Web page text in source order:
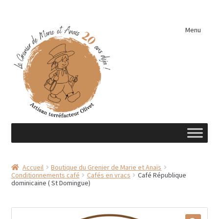
navigation
contenu
Menu
A découvrir …
Accueil
Boutique du Grenier de Marie et Anaïs
Conditionnements café
Cafés en vracs
Café République
dominicaine ( St Domingue)